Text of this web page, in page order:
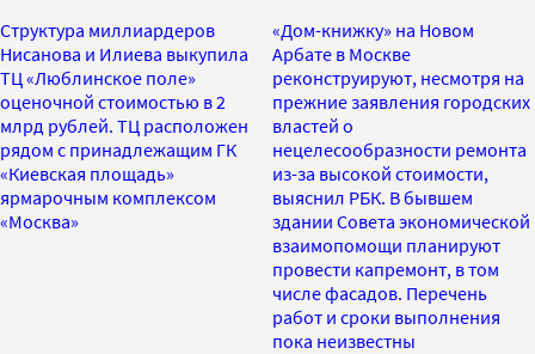
Структура миллиардеров
Нисанова и Илиева выкупила
ТЦ «Люблинское поле»
оценочной стоимостью в 2
млрд рублей. ТЦ расположен
рядом с принадлежащим ГК
«Киевская площадь»
ярмарочным комплексом
«Москва»
«Дом-книжку» на Новом
Арбате в Москве
реконструируют, несмотря на
прежние заявления городских
властей о
нецелесообразности ремонта
из-за высокой стоимости,
выяснил РБК. В бывшем
здании Совета экономической
взаимопомощи планируют
провести капремонт, в том
числе фасадов. Перечень
работ и сроки выполнения
пока неизвестны